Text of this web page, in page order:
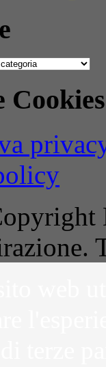
Cookies